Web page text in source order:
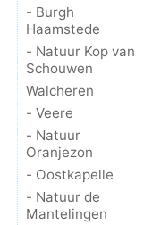
- Burgh
Haamstede
- Natuur Kop van
Schouwen
Walcheren
- Veere
- Natuur
Oranjezon
- Oostkapelle
- Natuur de
Mantelingen